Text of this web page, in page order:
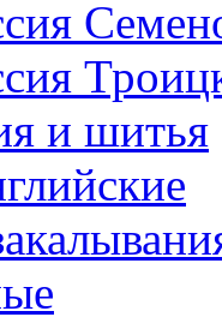
и шитья